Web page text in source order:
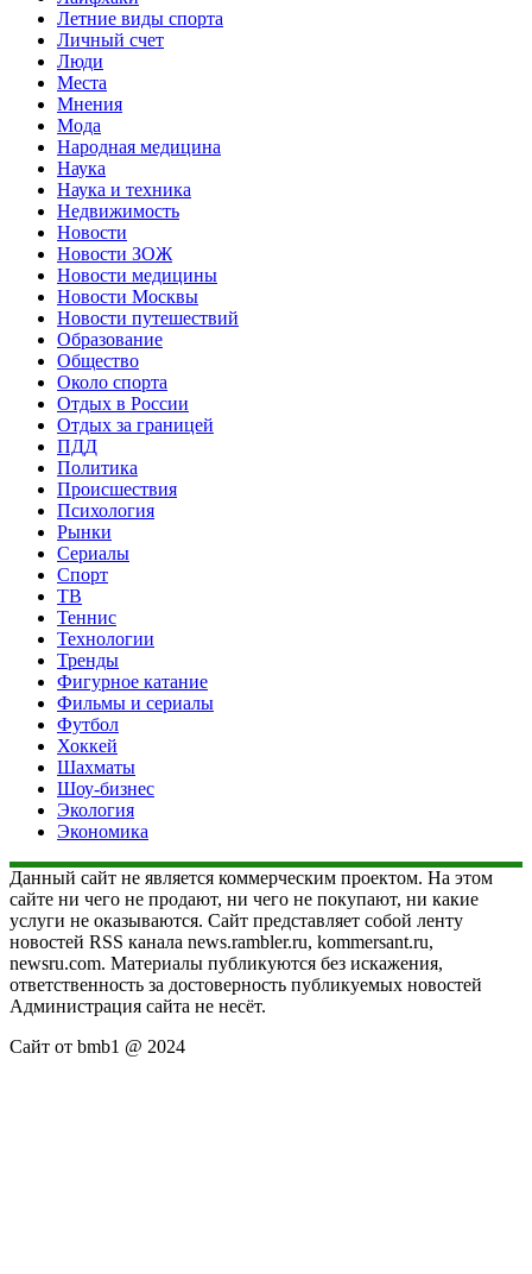
Летние виды спорта
Личный счет
Люди
Места
Мнения
Мода
Народная медицина
Наука
Наука и техника
Недвижимость
Новости
Новости ЗОЖ
Новости медицины
Новости Москвы
Новости путешествий
Образование
Общество
Около спорта
Отдых в России
Отдых за границей
ПДД
Политика
Происшествия
Психология
Рынки
Сериалы
Спорт
ТВ
Теннис
Технологии
Тренды
Фигурное катание
Фильмы и сериалы
Футбол
Хоккей
Шахматы
Шоу-бизнес
Экология
Экономика
Данный сайт не является коммерческим проектом. На этом
сайте ни чего не продают, ни чего не покупают, ни какие
услуги не оказываются. Сайт представляет собой ленту
новостей RSS канала news.rambler.ru, kommersant.ru,
newsru.com. Материалы публикуются без искажения,
ответственность за достоверность публикуемых новостей
Администрация сайта не несёт.
Сайт от bmb1 @ 2024